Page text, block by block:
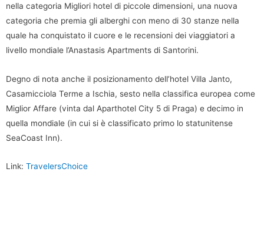
nella categoria Migliori hotel di piccole dimensioni, una nuova
categoria che premia gli alberghi con meno di 30 stanze nella
quale ha conquistato il cuore e le recensioni dei viaggiatori a
livello mondiale l’Anastasis Apartments di Santorini.
Degno di nota anche il posizionamento dell’hotel Villa Janto,
Casamicciola Terme a Ischia, sesto nella classifica europea come
Miglior Affare (vinta dal Aparthotel City 5 di Praga) e decimo in
quella mondiale (in cui si è classificato primo lo statunitense
SeaCoast Inn).
Link: TravelersChoice